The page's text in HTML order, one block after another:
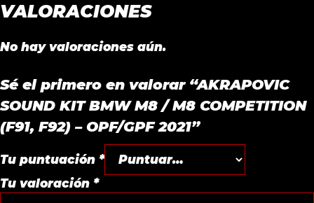
VALORACIONES
No hay valoraciones aún.
Sé el primero en valorar “AKRAPOVIC
SOUND KIT BMW M8 / M8 COMPETITION
(F91, F92) – OPF/GPF 2021”
Tu puntuación *
Tu valoración *